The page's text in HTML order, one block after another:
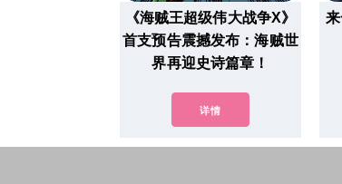
《海贼王超级伟大战争X》
首支预告震撼发布：海贼世
界再迎史诗篇章！
详情